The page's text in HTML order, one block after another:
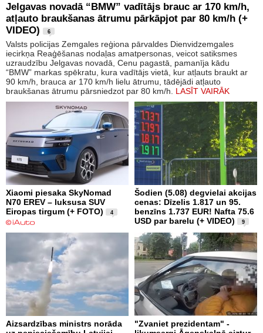
Jelgavas novadā “BMW” vadītājs brauc ar 170 km/h,
atļauto braukšanas ātrumu pārkāpjot par 80 km/h (+
VIDEO)
6
Valsts policijas Zemgales reģiona pārvaldes Dienvidzemgales
iecirkņa Reaģēšanas nodaļas amatpersonas, veicot satiksmes
uzraudzību Jelgavas novadā, Cenu pagastā, pamanīja kādu
“BMW” markas spēkratu, kura vadītājs vietā, kur atļauts braukt ar
90 km/h, brauca ar 170 km/h lielu ātrumu, tādējādi atļauto
braukšanas ātrumu pārsniedzot par 80 km/h. LASĪT VAIRĀK
Xiaomi piesaka SkyNomad
N70 EREV – luksusa SUV
Eiropas tirgum (+ FOTO)
4
Šodien (5.08) degvielai akcijas
cenas: Dīzelis 1.817 un 95.
benzīns 1.737 EUR! Nafta 75.6
USD par barelu (+ VIDEO)
9
Aizsardzības ministrs norāda
"Zvaniet prezidentam" -